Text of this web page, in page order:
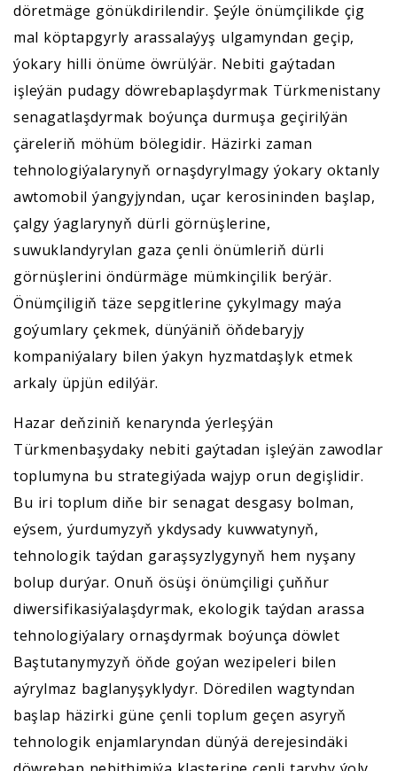
döretmäge gönükdirilendir. Şeýle önümçilikde çig
mal köptapgyrly arassalaýyş ulgamyndan geçip,
ýokary hilli önüme öwrülýär. Nebiti gaýtadan
işleýän pudagy döwrebaplaşdyrmak Türkmenistany
senagatlaşdyrmak boýunça durmuşa geçirilýän
çäreleriň möhüm bölegidir. Häzirki zaman
tehnologiýalarynyň ornaşdyrylmagy ýokary oktanly
awtomobil ýangyjyndan, uçar kerosininden başlap,
çalgy ýaglarynyň dürli görnüşlerine,
suwuklandyrylan gaza çenli önümleriň dürli
görnüşlerini öndürmäge mümkinçilik berýär.
Önümçiligiň täze sepgitlerine çykylmagy maýa
goýumlary çekmek, dünýäniň öňdebaryjy
kompaniýalary bilen ýakyn hyzmatdaşlyk etmek
arkaly üpjün edilýär.
Hazar deňziniň kenarynda ýerleşýän
Türkmenbaşydaky nebiti gaýtadan işleýän zawodlar
toplumyna bu strategiýada wajyp orun degişlidir.
Bu iri toplum diňe bir senagat desgasy bolman,
eýsem, ýurdumyzyň ykdysady kuwwatynyň,
tehnologik taýdan garaşsyzlygynyň hem nyşany
bolup durýar. Onuň ösüşi önümçiligi çuňňur
diwersifikasiýalaşdyrmak, ekologik taýdan arassa
tehnologiýalary ornaşdyrmak boýunça döwlet
Baştutanymyzyň öňde goýan wezipeleri bilen
aýrylmaz baglanyşyklydyr. Döredilen wagtyndan
başlap häzirki güne çenli toplum geçen asyryň
tehnologik enjamlaryndan dünýä derejesindäki